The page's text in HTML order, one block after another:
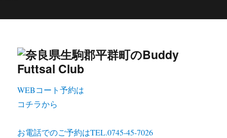
WEBコート予約は
コチラから
お電話でのご予約はTEL.0745-45-7026